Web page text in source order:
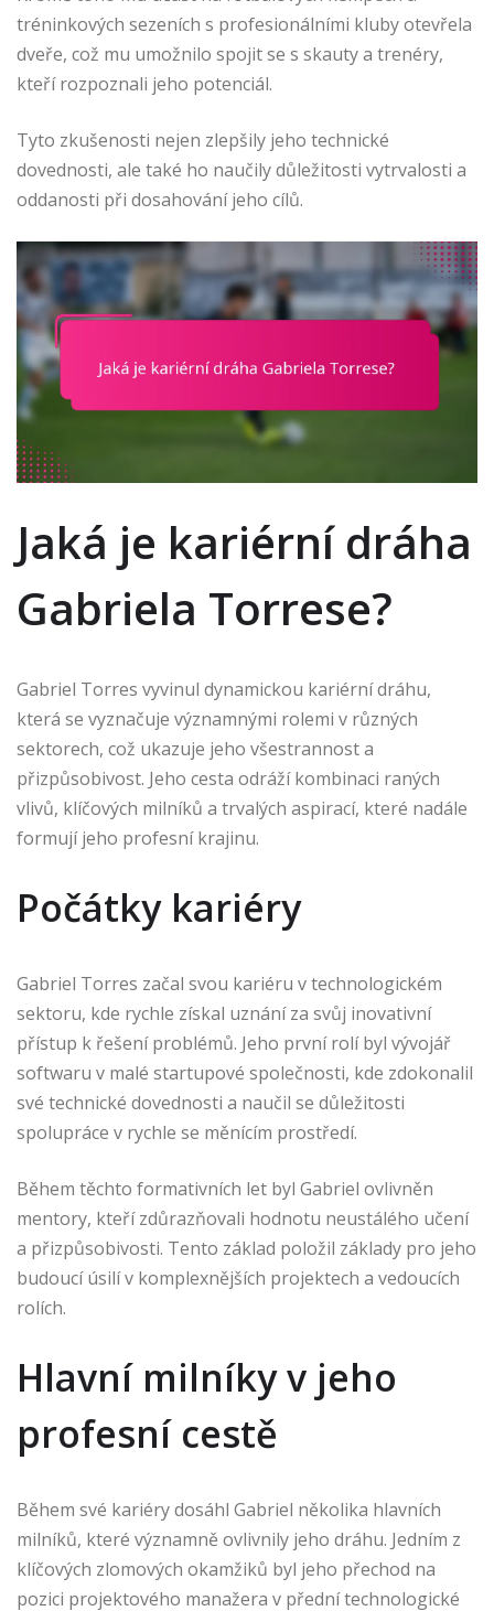
tréninkových sezeních s profesionálními kluby otevřela
dveře, což mu umožnilo spojit se s skauty a trenéry,
kteří rozpoznali jeho potenciál.
Tyto zkušenosti nejen zlepšily jeho technické
dovednosti, ale také ho naučily důležitosti vytrvalosti a
oddanosti při dosahování jeho cílů.
Jaká je kariérní dráha
Gabriela Torrese?
Gabriel Torres vyvinul dynamickou kariérní dráhu,
která se vyznačuje významnými rolemi v různých
sektorech, což ukazuje jeho všestrannost a
přizpůsobivost. Jeho cesta odráží kombinaci raných
vlivů, klíčových milníků a trvalých aspirací, které nadále
formují jeho profesní krajinu.
Počátky kariéry
Gabriel Torres začal svou kariéru v technologickém
sektoru, kde rychle získal uznání za svůj inovativní
přístup k řešení problémů. Jeho první rolí byl vývojář
softwaru v malé startupové společnosti, kde zdokonalil
své technické dovednosti a naučil se důležitosti
spolupráce v rychle se měnícím prostředí.
Během těchto formativních let byl Gabriel ovlivněn
mentory, kteří zdůrazňovali hodnotu neustálého učení
a přizpůsobivosti. Tento základ položil základy pro jeho
budoucí úsilí v komplexnějších projektech a vedoucích
rolích.
Hlavní milníky v jeho
profesní cestě
Během své kariéry dosáhl Gabriel několika hlavních
milníků, které významně ovlivnily jeho dráhu. Jedním z
klíčových zlomových okamžiků byl jeho přechod na
pozici projektového manažera v přední technologické